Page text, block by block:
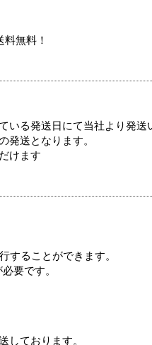
無料！
る発送日にて当社より発送
発送となります。
けます
することができます。
要です。
しております。